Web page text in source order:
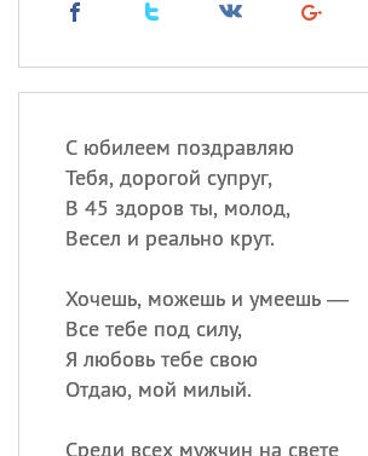
С юбилеем поздравляю
Тебя, дорогой супруг,
В 45 здоров ты, молод,
Весел и реально крут.
Хочешь, можешь и умеешь —
Все тебе под силу,
Я любовь тебе свою
Отдаю, мой милый.
Среди всех мужчин на свете